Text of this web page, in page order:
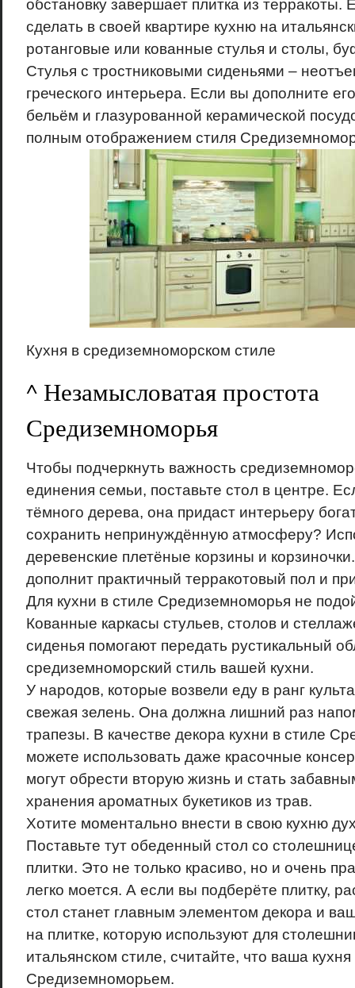
обстановку завершает плитка из
сделать в своей квартире кухню на
ротанговые или кованные стулья и столы,
Стулья с тростниковыми сиденьями –
греческого интерьера. Если вы дополните
бельём и глазурованной керамической
полным отображением стиля
Кухня в средиземноморском стиле
^ Незамысловатая простота
Средиземноморья
Чтобы подчеркнуть важность
единения семьи, поставьте стол в центре.
тёмного дерева, она придаст интерьеру
сохранить непринуждённую атмосферу?
деревенские плетёные корзины и
дополнит практичный терракотовый пол и
Для кухни в стиле Средиземноморья не
Кованные каркасы стульев, столов и
сиденья помогают передать рустикальный
средиземноморский стиль вашей кухни.
У народов, которые возвели еду в ранг
свежая зелень. Она должна лишний раз
трапезы. В качестве декора кухни в стиле
можете использовать даже красочные
могут обрести вторую жизнь и стать
хранения ароматных букетиков из трав.
Хотите моментально внести в свою кухню
Поставьте тут обеденный стол со
плитки. Это не только красиво, но и очень
легко моется. А если вы подберёте плитку,
стол станет главным элементом декора и
на плитке, которую используют для
итальянском стиле, считайте, что ваша кухня
Средиземноморьем.